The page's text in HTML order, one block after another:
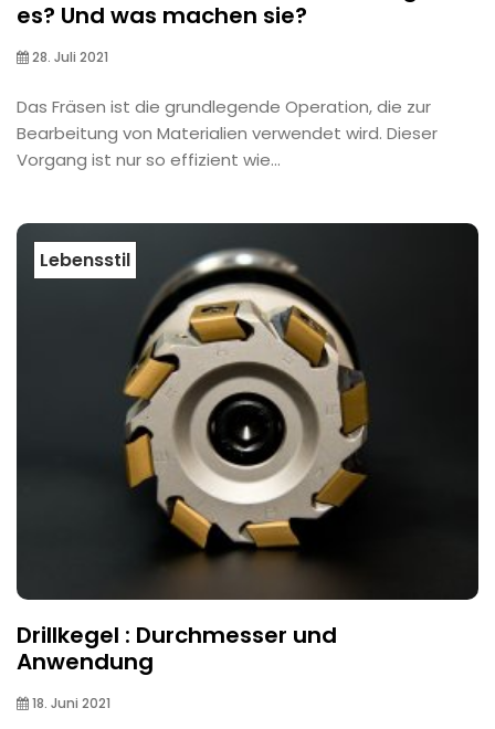
es? Und was machen sie?
28. Juli 2021
Das Fräsen ist die grundlegende Operation, die zur
Bearbeitung von Materialien verwendet wird. Dieser
Vorgang ist nur so effizient wie...
Lebensstil
Drillkegel : Durchmesser und
Anwendung
18. Juni 2021